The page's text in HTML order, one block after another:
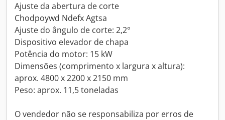
Ajuste da abertura de corte
Chodpoywd Ndefx Agtsa
Ajuste do ângulo de corte: 2,2°
Dispositivo elevador de chapa
Potência do motor: 15 kW
Dimensões (comprimento x largura x altura):
aprox. 4800 x 2200 x 2150 mm
Peso: aprox. 11,5 toneladas
O vendedor não se responsabiliza por erros de